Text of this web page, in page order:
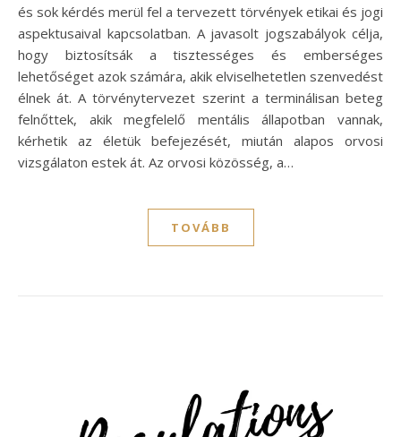
és sok kérdés merül fel a tervezett törvények etikai és jogi
aspektusaival kapcsolatban. A javasolt jogszabályok célja,
hogy biztosítsák a tisztességes és emberséges
lehetőséget azok számára, akik elviselhetetlen szenvedést
élnek át. A törvénytervezet szerint a terminálisan beteg
felnőttek, akik megfelelő mentális állapotban vannak,
kérhetik az életük befejezését, miután alapos orvosi
vizsgálaton estek át. Az orvosi közösség, a…
TOVÁBB